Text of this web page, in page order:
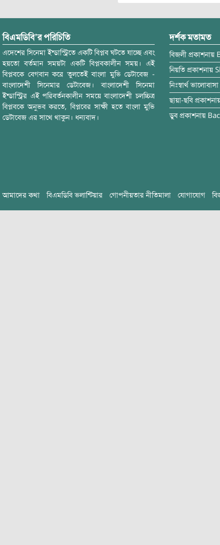
বিএমডিবি’র পরিচিতি
এদেশের সিনেমা ইন্ডাস্ট্রিতে একটি বিপ্লব ঘটতে যাচ্ছে এবং
হয়তো বর্তমান সময়টা একটি বিপ্লবকালীন সময়। এই
বিপ্লবকে বেগবান করে তুলতেই বাংলা মুভি ডেটাবেজ -
বাংলাদেশী সিনেমার ডেটাবেজ। বাংলাদেশী সিনেমা
ইন্ডাস্ট্রির এই পরিবর্তনকালীন সময়ে বাংলাদেশী চলচ্চিত্র
বিপ্লবকে অনুভব করতে, বিপ্লবের সাক্ষী হতে বাংলা মুভি
ডেটাবেজ এর সাথে থাকুন। ধন্যবাদ।
দর্শক মতামত
বিজলী প্রকাশনায়
নিয়তি প্রকাশনায়
নিঃস্বার্থ ভালোবাসা
ছায়া-ছবি
ডুব প্রকাশনায়
আমাদের কথা বিএমডিবি ভলান্টিয়ার গোপনীয়তার নীতিমালা যোগাযোগ